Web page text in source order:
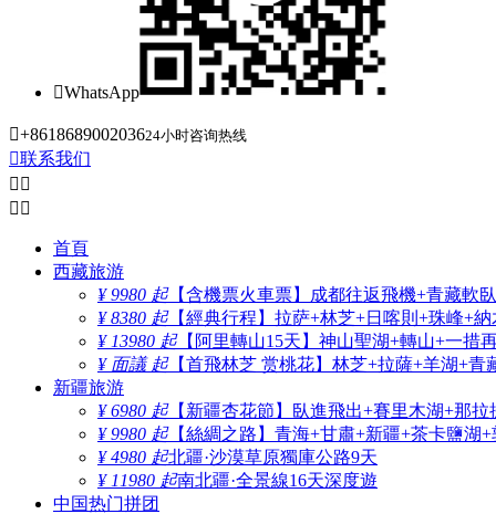
WhatsApp
+861868900203624小时咨询热线
联系我们
 
 
首頁
西藏旅游
¥ 9980 起【含機票火車票】成都往返飛機+青藏軟
¥ 8380 起【經典行程】拉萨+林芝+日喀則+珠峰+納
¥ 13980 起【阿里轉山15天】神山聖湖+轉山+一措
¥ 面議 起【首飛林芝 赏桃花】林芝+拉薩+羊湖+青
新疆旅游
¥ 6980 起【新疆杏花節】臥進飛出+賽里木湖+那
¥ 9980 起【絲綢之路】青海+甘肅+新疆+茶卡鹽湖
¥ 4980 起北疆·沙漠草原獨庫公路9天
¥ 11980 起南北疆·全景線16天深度遊
中国热门拼团